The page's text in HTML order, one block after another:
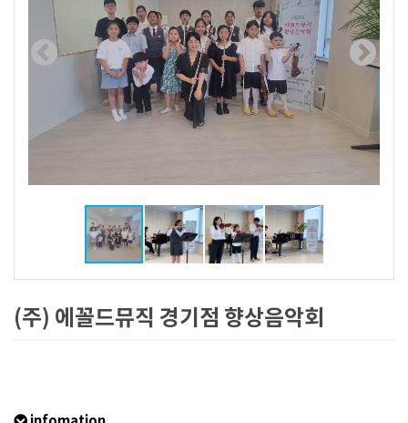
(주) 에꼴드뮤직 경기점 향상음악회